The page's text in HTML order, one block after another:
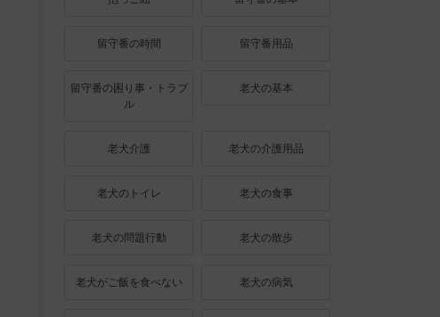
留守番の時間 留守番用品
留守番の困り事・トラブ
ル
老犬の基本
老犬介護 老犬の介護用品
老犬のトイレ 老犬の食事
老犬の問題行動 老犬の散歩
老犬がご飯を食べない 老犬の病気